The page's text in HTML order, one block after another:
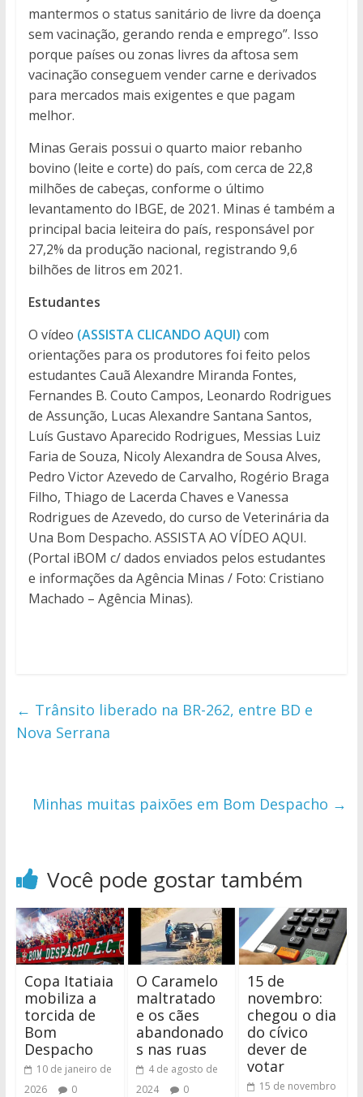
mantermos o status sanitário de livre da doença
sem vacinação, gerando renda e emprego”. Isso
porque países ou zonas livres da aftosa sem
vacinação conseguem vender carne e derivados
para mercados mais exigentes e que pagam
melhor.
Minas Gerais possui o quarto maior rebanho
bovino (leite e corte) do país, com cerca de 22,8
milhões de cabeças, conforme o último
levantamento do IBGE, de 2021. Minas é também a
principal bacia leiteira do país, responsável por
27,2% da produção nacional, registrando 9,6
bilhões de litros em 2021.
Estudantes
O vídeo (ASSISTA CLICANDO AQUI) com
orientações para os produtores foi feito pelos
estudantes Cauã Alexandre Miranda Fontes,
Fernandes B. Couto Campos, Leonardo Rodrigues
de Assunção, Lucas Alexandre Santana Santos,
Luís Gustavo Aparecido Rodrigues, Messias Luiz
Faria de Souza, Nicoly Alexandra de Sousa Alves,
Pedro Victor Azevedo de Carvalho, Rogério Braga
Filho, Thiago de Lacerda Chaves e Vanessa
Rodrigues de Azevedo, do curso de Veterinária da
Una Bom Despacho. ASSISTA AO VÍDEO AQUI.
(Portal iBOM c/ dados enviados pelos estudantes
e informações da Agência Minas / Foto: Cristiano
Machado – Agência Minas).
← Trânsito liberado na BR-262, entre BD e
Nova Serrana
Minhas muitas paixões em Bom Despacho →
Você pode gostar também
Copa Itatiaia
mobiliza a
torcida de
Bom
Despacho
10 de janeiro de
2026
0
O Caramelo
maltratado
e os cães
abandonado
s nas ruas
4 de agosto de
2024
0
15 de
novembro:
chegou o dia
do cívico
dever de
votar
15 de novembro